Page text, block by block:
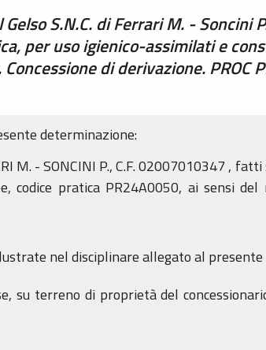
S.N.C. di Ferrari M. - Soncini
per uso igienico-assimilati e
di derivazione. PROC
determinazione:
M. - SONCINI P., C.F. 02007010347 , fatti
codice pratica PR24A0050, ai sensi del
nel disciplinare allegato al
su terreno di proprietà del